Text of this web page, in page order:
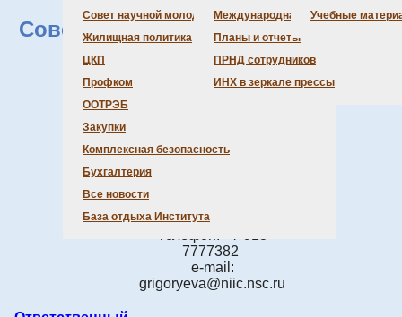
Совет научной молодежи
Жилищная политика
ЦКП
Профком
ООТРЭБ
Закупки
Комплексная безопасность
Бухгалтерия
Все новости
База отдыха Института
Международная деятельность
Планы и отчеты
ПРНД сотрудников
ИНХ в зеркале прессы
Учебные
Совет научной молодёжи ИНХ СО
РАН
Вероника
телефон: 59 98
7777382
e-mail:
grigoryeva@niic.nsc.ru